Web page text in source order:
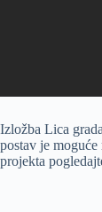
Izložba Lica
postav je
projekta